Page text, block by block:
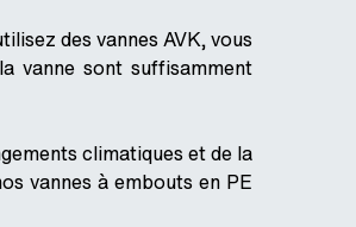
des vannes AVK, vous
vanne sont suffisamment
climatiques et de la
vannes à embouts en PE